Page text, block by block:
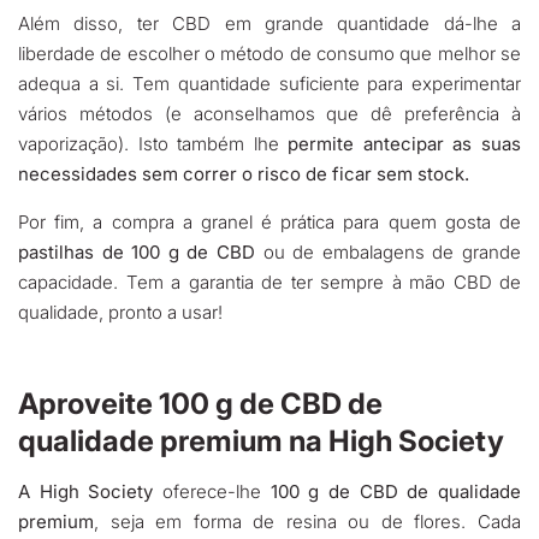
Além disso, ter CBD em grande quantidade dá-lhe a
liberdade de escolher o método de consumo que melhor se
adequa a si. Tem quantidade suficiente para experimentar
vários métodos (e aconselhamos que dê preferência à
vaporização). Isto também lhe permite antecipar as suas
necessidades sem correr o risco de ficar sem stock.
Por fim, a compra a granel é prática para quem gosta de
pastilhas de 100 g de CBD ou de embalagens de grande
capacidade. Tem a garantia de ter sempre à mão CBD de
qualidade, pronto a usar!
Aproveite 100 g de CBD de
qualidade premium na High Society
A High Society oferece-lhe 100 g de CBD de qualidade
premium, seja em forma de resina ou de flores. Cada